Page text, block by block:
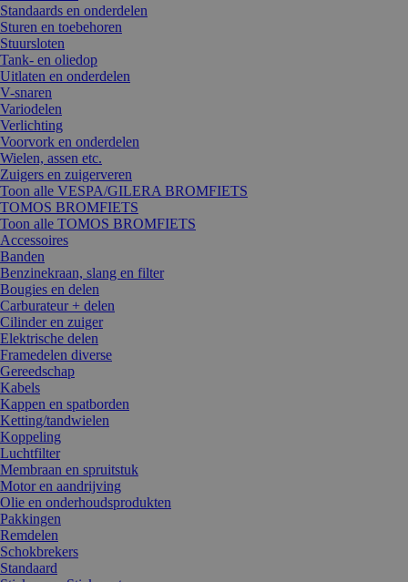
Standaards en onderdelen
Sturen en toebehoren
Stuursloten
Tank- en oliedop
Uitlaten en onderdelen
V-snaren
Variodelen
Verlichting
Voorvork en onderdelen
Wielen, assen etc.
Zuigers en zuigerveren
Toon alle VESPA/GILERA BROMFIETS
TOMOS BROMFIETS
Toon alle TOMOS BROMFIETS
Accessoires
Banden
Benzinekraan, slang en filter
Bougies en delen
Carburateur + delen
Cilinder en zuiger
Elektrische delen
Framedelen diverse
Gereedschap
Kabels
Kappen en spatborden
Ketting/tandwielen
Koppeling
Luchtfilter
Membraan en spruitstuk
Motor en aandrijving
Olie en onderhoudsprodukten
Pakkingen
Remdelen
Schokbrekers
Standaard